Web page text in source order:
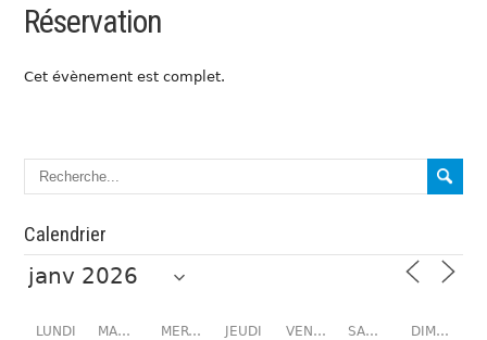
Réservation
Cet évènement est complet.
Calendrier
LUNDI MARDI MERCREDI JEUDI VENDREDI SAMEDI DIMANCHE